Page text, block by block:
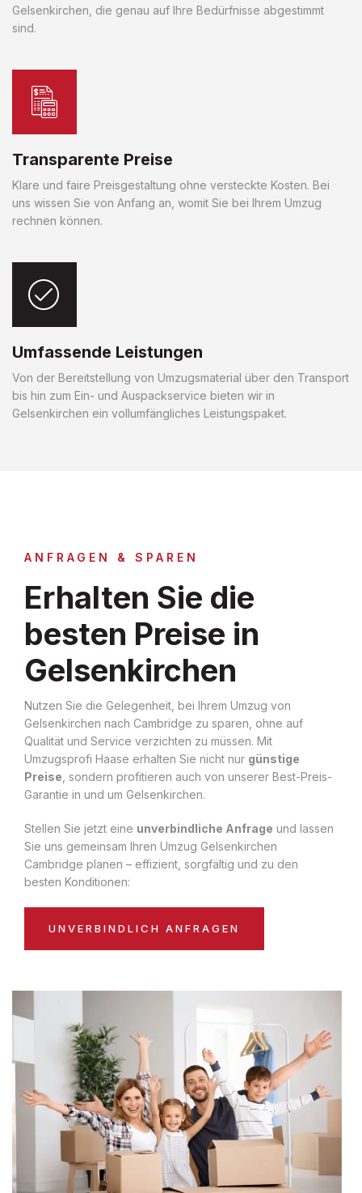
Gelsenkirchen, die genau auf Ihre Bedürfnisse abgestimmt
sind.
Transparente Preise
Klare und faire Preisgestaltung ohne versteckte Kosten. Bei
uns wissen Sie von Anfang an, womit Sie bei Ihrem Umzug
rechnen können.
Umfassende Leistungen
Von der Bereitstellung von Umzugsmaterial über den Transport
bis hin zum Ein- und Auspackservice bieten wir in
Gelsenkirchen ein vollumfängliches Leistungspaket.
ANFRAGEN & SPAREN
Erhalten Sie die
besten Preise in
Gelsenkirchen
Nutzen Sie die Gelegenheit, bei Ihrem Umzug von
Gelsenkirchen nach Cambridge zu sparen, ohne auf
Qualität und Service verzichten zu müssen. Mit
Umzugsprofi Haase erhalten Sie nicht nur günstige
Preise , sondern profitieren auch von unserer Best-Preis-
Garantie in und um Gelsenkirchen.
Stellen Sie jetzt eine unverbindliche Anfrage und lassen
Sie uns gemeinsam Ihren Umzug Gelsenkirchen
Cambridge planen – effizient, sorgfältig und zu den
besten Konditionen:
UNVERBINDLICH ANFRAGEN